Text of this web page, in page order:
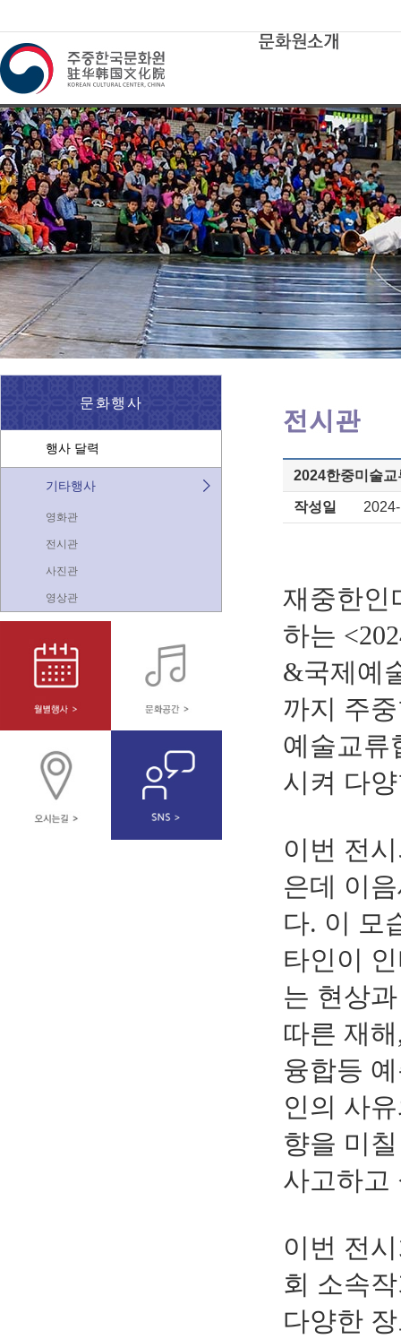
문화행사
행사 달력
기타행사
영화관
전시관
사진관
영상관
2024한중미술
작성일
재중한인
하는
&국제예
까지 주
예술교류
시켜 다
이번 전
은데 이
다. 이 모
타인이
는 현상
따른 재해
융합등
인의 사
향을 미
사고하고
이번 전
회 소속
다양한